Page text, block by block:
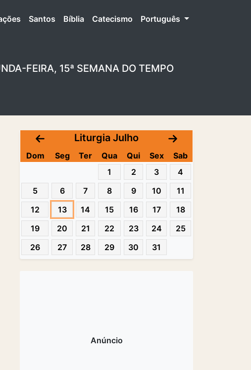
Santos Bíblia Catecismo Português
FEIRA, 15ª SEMANA DO TEMPO
Liturgia Julho
Dom Seg Ter Qua Qui Sex
Sab
1
2 3
4
5
6 7 8 9 10
11
12
13 14 15 16 17
18
19
20 21 22 23 24
25
26
27 28 29 30 31